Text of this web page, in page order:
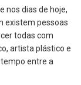
nos dias de hoje,
existem pessoas
todas com
artista plástico e
entre a